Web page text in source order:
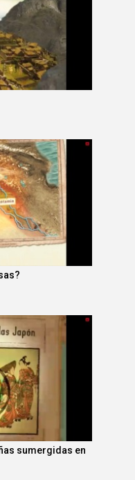
sumergidas en